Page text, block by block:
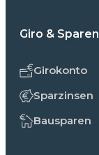
Giro & Sparen
Girokonto
Sparzinsen
Bausparen